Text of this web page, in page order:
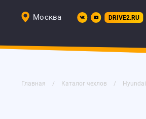
Москва DRIVE2.RU
Главная Каталог чехлов Hyundai